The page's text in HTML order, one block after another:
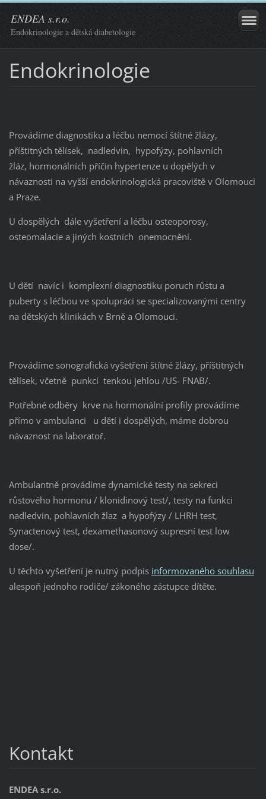
ENDEA s.r.o.
Endokrinologie a dětská diabetologie
Endokrinologie
Provádíme diagnostiku a léčbu nemocí štítné žlázy,
příštitných tělísek, nadledvin, hypofýzy, pohlavních
žláz, hormonálních příčin hypertenze u dopělých v
návaznosti na vyšší endokrinologická pracoviště v Olomouci
a Praze.
U dospělých dále vyšetření a léčbu osteoporosy,
osteomalacie a jiných kostních onemocnění.
U dětí navíc i komplexní diagnostiku poruch růstu a
puberty s léčbou ve spolupráci se specializovanými centry
na dětských klinikách v Brně a Olomouci.
Provádíme sonografická vyšetření štítné žlázy, příštitných
tělísek, včetně punkcí tenkou jehlou /US- FNAB/.
Potřebné odběry krve na hormonální profily provádíme
přímo v ambulanci u dětí i dospělých, máme dobrou
návaznost na laboratoř.
Ambulantně provádíme dynamické testy na sekreci
růstového hormonu / klonidinový test/, testy na funkci
nadledvin, pohlavních žlaz a hypofýzy / LHRH test,
Synactenový test, dexamethasonový supresní test low
dose/.
U těchto vyšetření je nutný podpis informovaného souhlasu
alespoň jednoho rodiče/ zákoného zástupce dítěte.
Kontakt
ENDEA s.r.o.